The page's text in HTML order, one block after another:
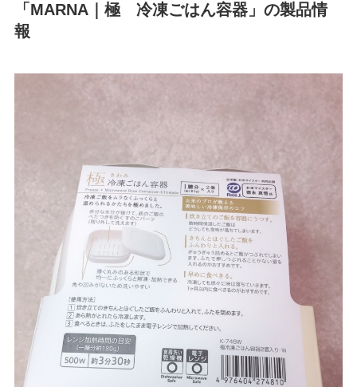
「MARNA｜極 冷凍ごはん容器」の製品情
報